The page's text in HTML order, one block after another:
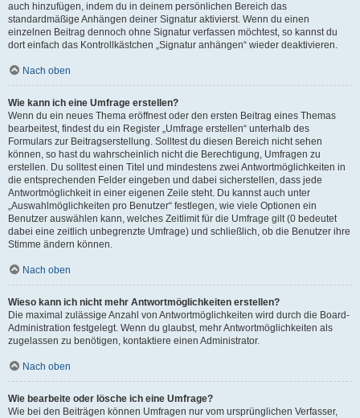
auch hinzufügen, indem du in deinem persönlichen Bereich das
standardmäßige Anhängen deiner Signatur aktivierst. Wenn du einen
einzelnen Beitrag dennoch ohne Signatur verfassen möchtest, so kannst du
dort einfach das Kontrollkästchen „Signatur anhängen“ wieder deaktivieren.
Nach oben
Wie kann ich eine Umfrage erstellen?
Wenn du ein neues Thema eröffnest oder den ersten Beitrag eines Themas
bearbeitest, findest du ein Register „Umfrage erstellen“ unterhalb des
Formulars zur Beitragserstellung. Solltest du diesen Bereich nicht sehen
können, so hast du wahrscheinlich nicht die Berechtigung, Umfragen zu
erstellen. Du solltest einen Titel und mindestens zwei Antwortmöglichkeiten in
die entsprechenden Felder eingeben und dabei sicherstellen, dass jede
Antwortmöglichkeit in einer eigenen Zeile steht. Du kannst auch unter
„Auswahlmöglichkeiten pro Benutzer“ festlegen, wie viele Optionen ein
Benutzer auswählen kann, welches Zeitlimit für die Umfrage gilt (0 bedeutet
dabei eine zeitlich unbegrenzte Umfrage) und schließlich, ob die Benutzer ihre
Stimme ändern können.
Nach oben
Wieso kann ich nicht mehr Antwortmöglichkeiten erstellen?
Die maximal zulässige Anzahl von Antwortmöglichkeiten wird durch die Board-
Administration festgelegt. Wenn du glaubst, mehr Antwortmöglichkeiten als
zugelassen zu benötigen, kontaktiere einen Administrator.
Nach oben
Wie bearbeite oder lösche ich eine Umfrage?
Wie bei den Beiträgen können Umfragen nur vom ursprünglichen Verfasser,